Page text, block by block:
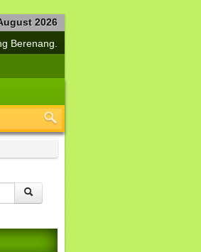
2026
Berenang.
Segar
Covid-19
Hepatitis.
Buah Hati
Pikiran
Parotitis